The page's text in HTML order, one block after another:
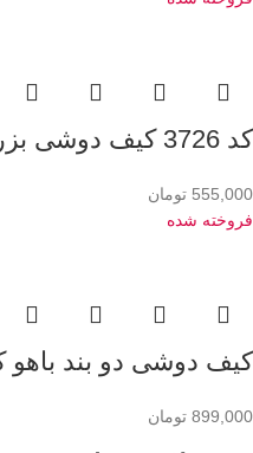
کد 3726 کیف دوشی بزرگ برند
555,000 تومان
فروخته شده
کیف دوشی دو بند باهو کد
899,000 تومان